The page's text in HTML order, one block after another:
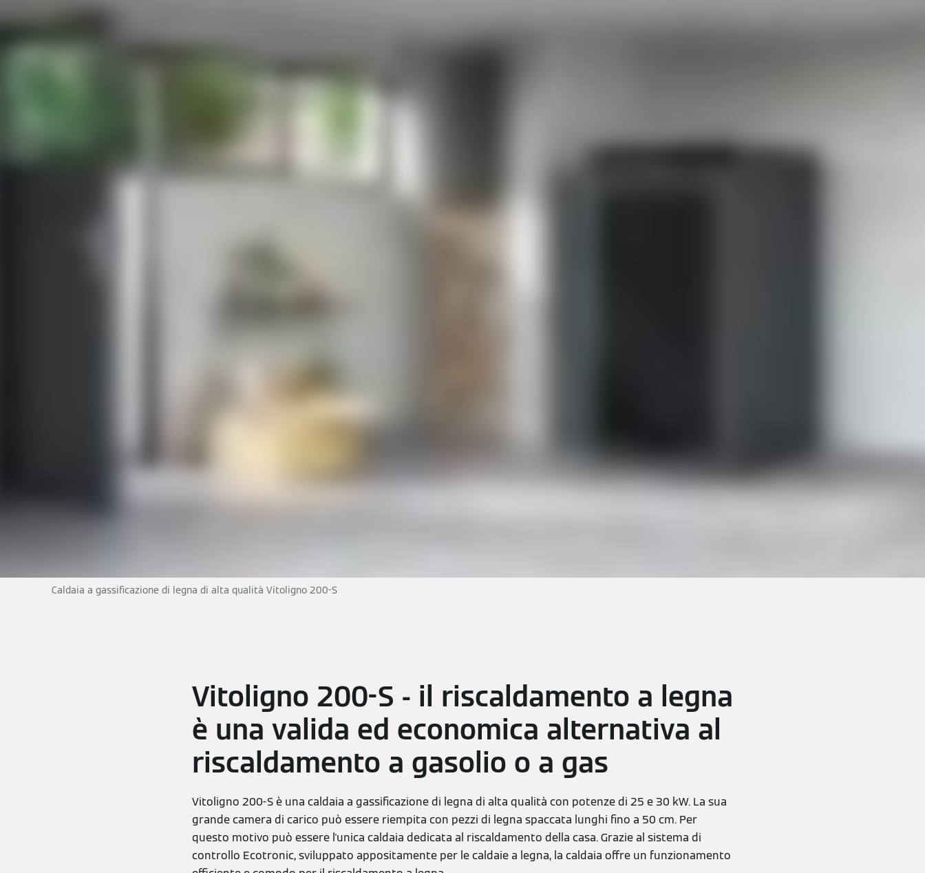
Caldaia a gassificazione di legna di alta qualità Vitoligno 200-S
Vitoligno 200-S - il riscaldamento a legna
è una valida ed economica alternativa al
riscaldamento a gasolio o a gas
Vitoligno 200-S è una caldaia a gassificazione di legna di alta qualità con potenze di 25 e 30 kW. La sua
grande camera di carico può essere riempita con pezzi di legna spaccata lunghi fino a 50 cm. Per
questo motivo può essere l'unica caldaia dedicata al riscaldamento della casa. Grazie al sistema di
controllo Ecotronic, sviluppato appositamente per le caldaie a legna, la caldaia offre un funzionamento